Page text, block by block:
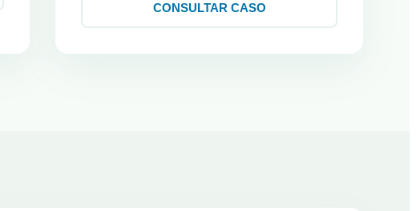
CONSULTAR CASO